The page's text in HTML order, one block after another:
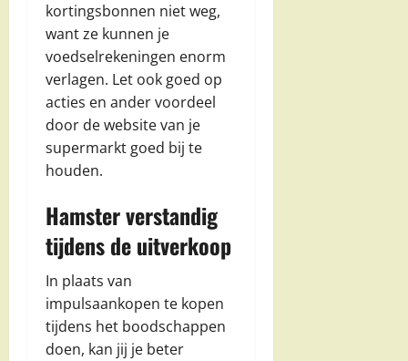
kortingsbonnen niet weg,
want ze kunnen je
voedselrekeningen enorm
verlagen. Let ook goed op
acties en ander voordeel
door de website van je
supermarkt goed bij te
houden.
Hamster verstandig
tijdens de uitverkoop
In plaats van
impulsaankopen te kopen
tijdens het boodschappen
doen, kan jij je beter